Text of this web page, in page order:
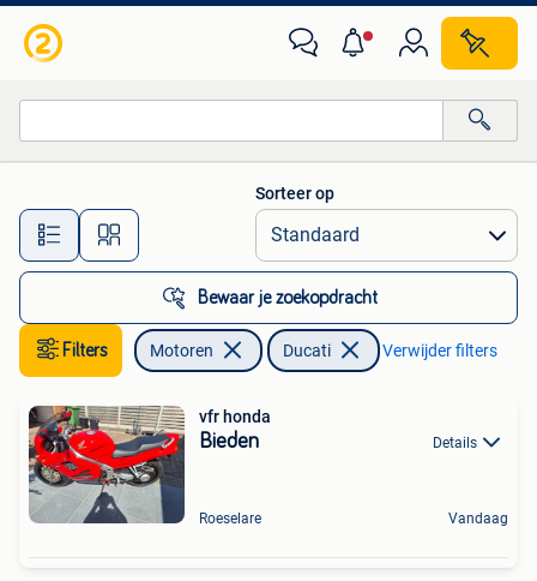
Alle afstanden…
Sorteer op
Bewaar je zoekopdracht
Filters Motoren Ducati Verwijder filters
vfr honda
Bieden Details
Roeselare Vandaag